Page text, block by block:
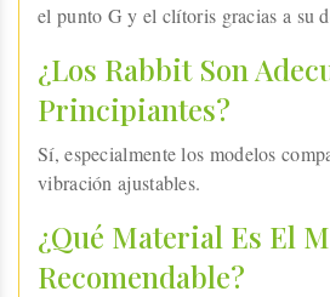
el punto G y el clítoris gracias a su
¿Los Rabbit Son
Principiantes?
Sí, especialmente los modelos
vibración ajustables.
¿Qué Material Es El
Recomendable?